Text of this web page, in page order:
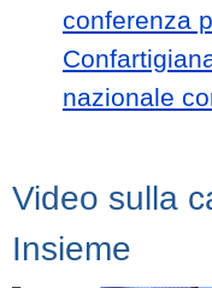
conferenza
nazionale
Video sulla
Insieme